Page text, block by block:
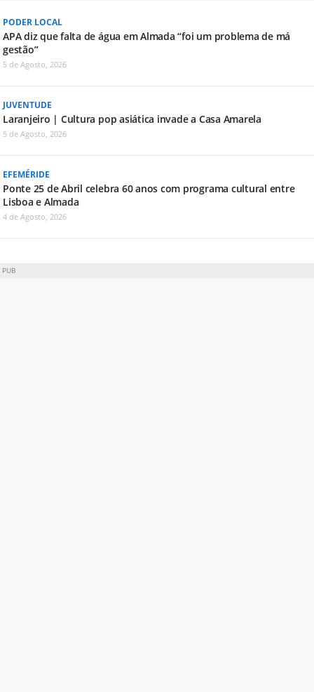
PODER LOCAL
APA diz que falta de água em Almada “foi um problema de má
gestão”
5 de Agosto, 2026
JUVENTUDE
Laranjeiro | Cultura pop asiática invade a Casa Amarela
5 de Agosto, 2026
EFEMÉRIDE
Ponte 25 de Abril celebra 60 anos com programa cultural entre
Lisboa e Almada
4 de Agosto, 2026
PUB